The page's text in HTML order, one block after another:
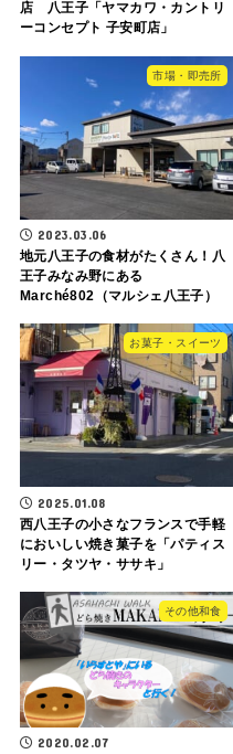
店 八王子「ヤマカワ・カントリ
ーコンセプト 子安町店」
市場・即売所
2023.03.06
地元八王子の食材がたくさん！八
王子みなみ野にある
Marché802（マルシェ八王子）
お菓子・スイーツ
2025.01.08
西八王子の小さなフランスで手軽
においしい焼き菓子を「パティス
リー・タツヤ・ササキ」
その他和食
2020.02.07